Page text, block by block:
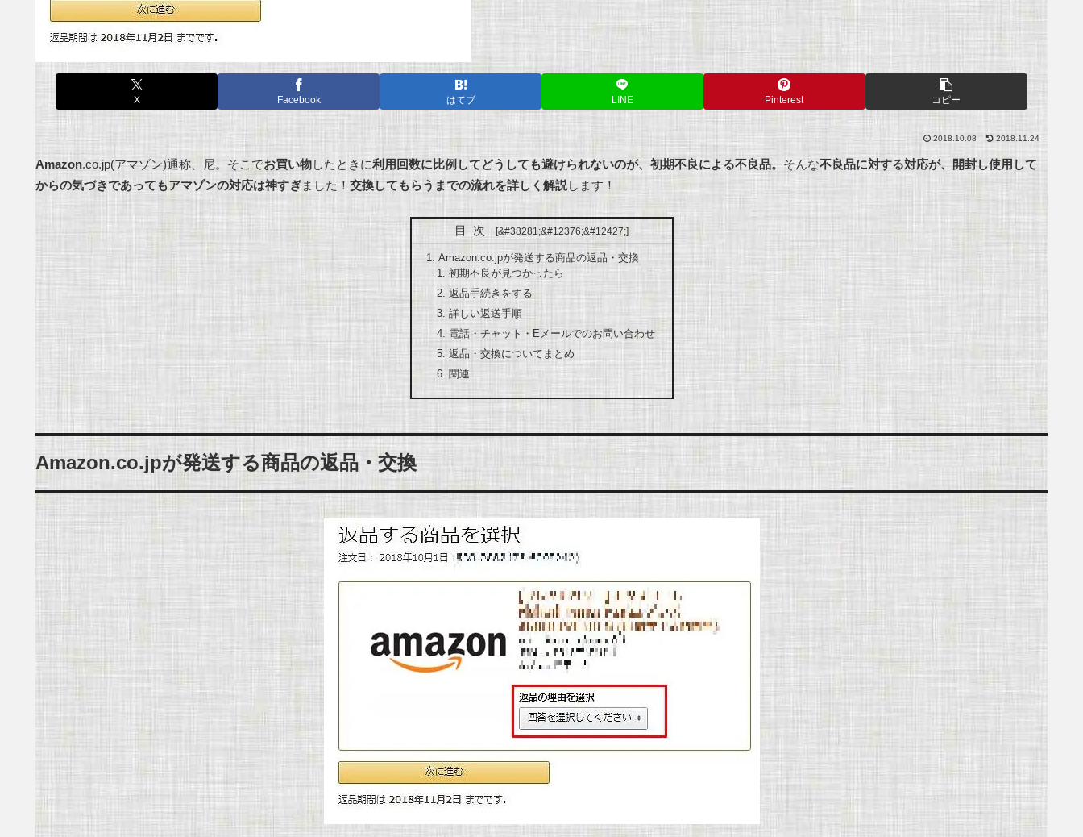
X Facebook はてブ LINE Pinterest コピー
2018.10.08 2018.11.24
Amazon.co.jp(アマゾン)通称、尼。そこでお買い物したときに利用回数に比例してどうしても避けられないのが、初期不良による不良品。 そんな不良品に対する対応が、開封し使用して
からの気づきであってもアマゾンの対応は神すぎました！ 交換してもらうまでの流れを詳しく解説します！
目次
Amazon.co.jpが発送する商品の返品・交換
初期不良が見つかったら
返品手続きをする
詳しい返送手順
電話・チャット・Eメールでのお問い合わせ
返品・交換についてまとめ
関連
Amazon.co.jpが発送する商品の返品・交換